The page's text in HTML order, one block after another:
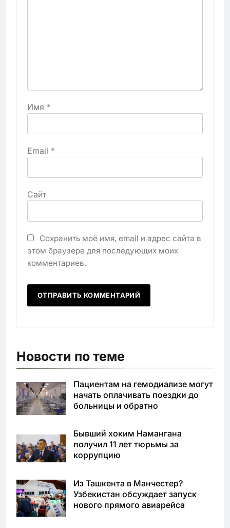
Имя *
Email *
Сайт
Сохранить моё имя, email и адрес сайта в
этом браузере для последующих моих
комментариев.
Новости по теме
Пациентам на гемодиализе могут
начать оплачивать поездки до
больницы и обратно
Бывший хоким Намангана
получил 11 лет тюрьмы за
коррупцию
Из Ташкента в Манчестер?
Узбекистан обсуждает запуск
нового прямого авиарейса